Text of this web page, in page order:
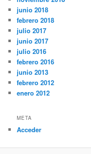
junio 2018
febrero 2018
julio 2017
junio 2017
julio 2016
febrero 2016
junio 2013
febrero 2012
enero 2012
META
Acceder